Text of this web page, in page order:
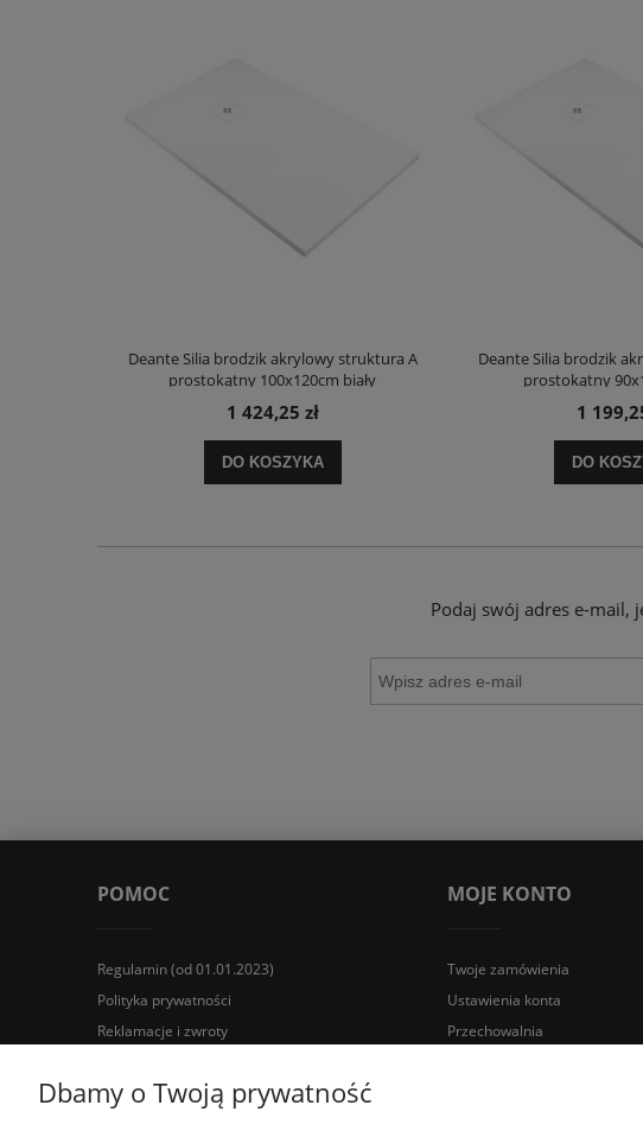
Deante Silia brodzik akrylowy struktura A
prostokątny 100x120cm biały
1 424,25 zł
DO KOSZYKA
Deante Silia brodzik
prostokątny
1
DO
Podaj swój adres e-mail,
POMOC
Regulamin (od 01.01.2023)
Polityka prywatności
Reklamacje i zwroty
MOJE KONTO
Twoje zamówienia
Ustawienia konta
Przechowalnia
Wyposażenie łazienek Łazienki.eco | Pawła 23, 41-708 Ruda Śląska | E-
Dbamy o Twoją prywatność